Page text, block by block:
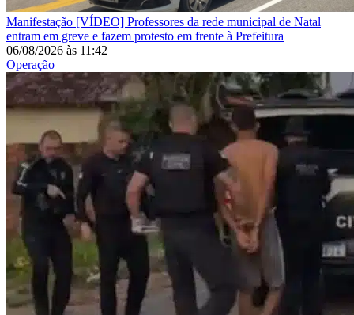
Manifestação [VÍDEO] Professores da rede municipal de Natal
entram em greve e fazem protesto em frente à Prefeitura
06/08/2026 às 11:42
Operação